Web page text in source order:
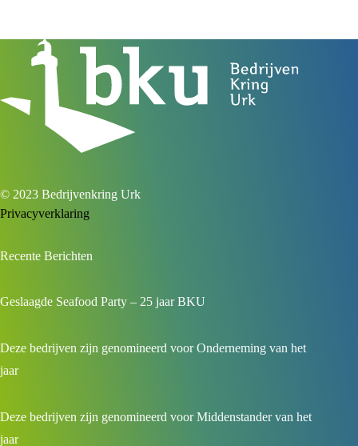
© 2023 Bedrijvenkring Urk
Privacyverklaring
Recente Berichten
Geslaagde Seafood Party – 25 jaar BKU
Deze bedrijven zijn genomineerd voor Onderneming van het
jaar
Deze bedrijven zijn genomineerd voor Middenstander van het
jaar